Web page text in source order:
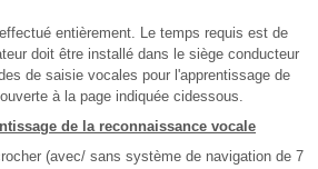
entièrement. Le temps requis est de
doit être installé dans le siège conducteur
de saisie vocales pour l'apprentissage de
à la page indiquée cidessous.
de la reconnaissance vocale
(avec/ sans système de navigation de 7